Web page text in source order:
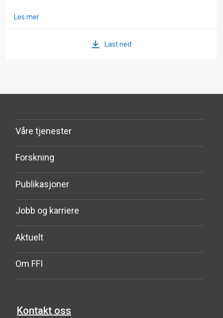
Les mer
Last ned
Våre tjenester
Forskning
Publikasjoner
Jobb og karriere
Aktuelt
Om FFI
Kontakt oss